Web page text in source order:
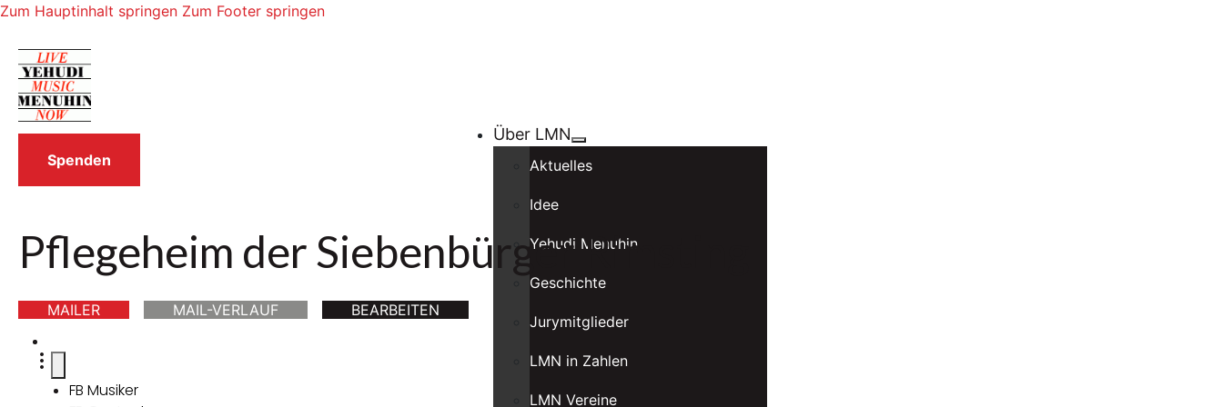
Zum Hauptinhalt springen Zum Footer springen
Über LMN
Aktuelles
Idee
Yehudi Menuhin
Geschichte
Jurymitglieder
LMN in Zahlen
LMN Vereine
Spenden
Pflegeheim der Siebenbürger Rimsting
MAILER MAIL-VERLAUF BEARBEITEN
FB Musiker